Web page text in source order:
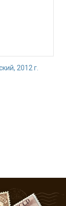
2012 г.